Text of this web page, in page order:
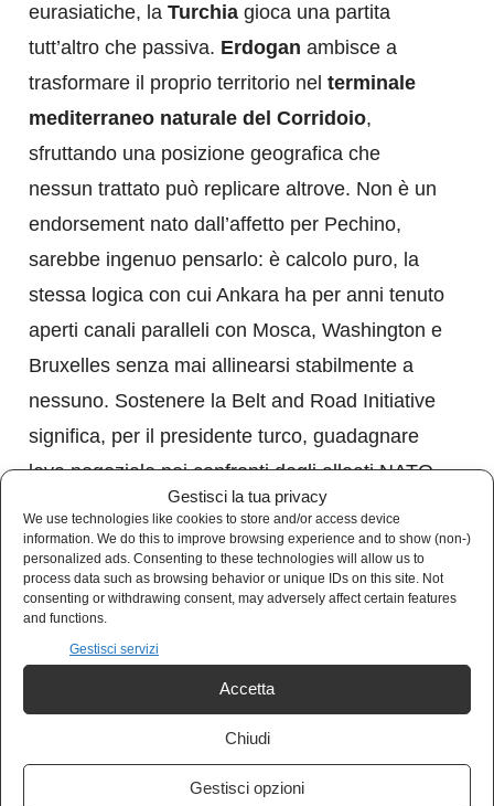
Gestisci la tua privacy
We use technologies like cookies to store and/or access device
information. We do this to improve browsing experience and to show (non-)
personalized ads. Consenting to these technologies will allow us to
process data such as browsing behavior or unique IDs on this site. Not
consenting or withdrawing consent, may adversely affect certain features
and functions.
Gestisci servizi
Accetta
Chiudi
Gestisci opzioni
eurasiatiche, la Turchia gioca una partita
tutt’altro che passiva. Erdogan ambisce a
trasformare il proprio territorio nel terminale
mediterraneo naturale del Corridoio,
sfruttando una posizione geografica che
nessun trattato può replicare altrove. Non è un
endorsement nato dall’affetto per Pechino,
sarebbe ingenuo pensarlo: è calcolo puro, la
stessa logica con cui Ankara ha per anni tenuto
aperti canali paralleli con Mosca, Washington e
Bruxelles senza mai allinearsi stabilmente a
nessuno. Sostenere la Belt and Road Initiative
significa, per il presidente turco, guadagnare
leva negoziale nei confronti degli alleati NATO,
ai quali Erdogan non ha mai amato presentarsi
con la testa china.
C’è però un secondo livello di lettura, meno
raccontato nei bollettini trionfalistici che
accompagnano ogni nuovo investimento sul
Corridoio: la rotta attraversa un mosaico di
instabilità tutt’altro che risolte. Il conflitto latente
tra Azerbaigian e Armenia sul Nagorno-